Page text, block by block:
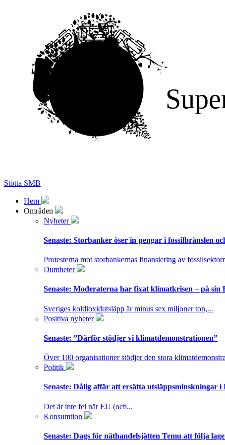
Stötta SMB
Hem
Områden
Nyheter
Senaste: Storbanker öser in pengar i fossilbränslen
Protesterna mot storbankernas finansiering av
Dumheter
Senaste: Moderaterna har fixat klimatkrisen – på sin
Sveriges koldioxidutsläpp är minus sex miljoner ton,...
Positiva nyheter
Senaste: ”Därför stödjer vi klimatdemonstrationen”
Över 100 organisationer stödjer den stora
Politik
Senaste: Dålig affär att ersätta utsläppsminskningar i
Det är inte fel när EU (och...
Konsumtion
Senaste: Dags för näthandelsjätten Temu att följa